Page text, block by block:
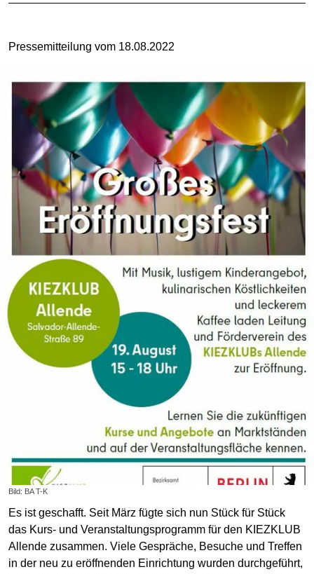
Pressemitteilung vom 18.08.2022
Bild: BA T-K
Es ist geschafft. Seit März fügte sich nun Stück für Stück
das Kurs- und Veranstaltungsprogramm für den KIEZKLUB
Allende zusammen. Viele Gespräche, Besuche und Treffen
in der neu zu eröffnenden Einrichtung wurden durchgeführt,